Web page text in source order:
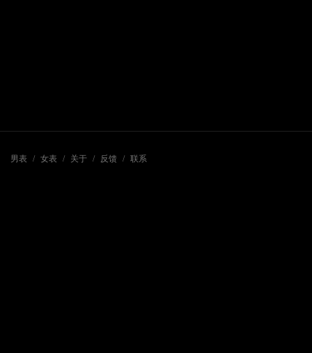
男表 / 女表 / 关于 / 反馈 / 联系